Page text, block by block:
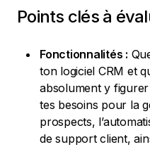
Points clés à
Fonctionnalités :
ton logiciel CRM et
absolument y figurer
tes besoins pour la
prospects,
de support client,